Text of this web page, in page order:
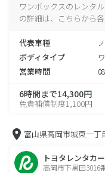
ワンボックスのレンタ
の詳細は、こちらから
代表車種
ボディタイプ
営業時間
6時間まで14,300円
免責補償制度1,100円
富山県高岡市城東一丁
トヨタレンタカ
高岡市下黒田3016